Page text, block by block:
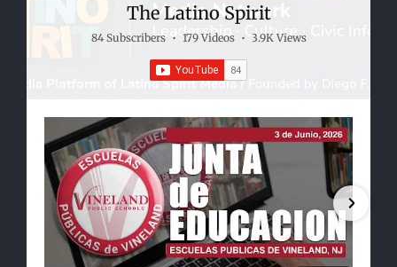
The Latino Spirit
84 Subscribers • 179 Videos • 3.9K Views